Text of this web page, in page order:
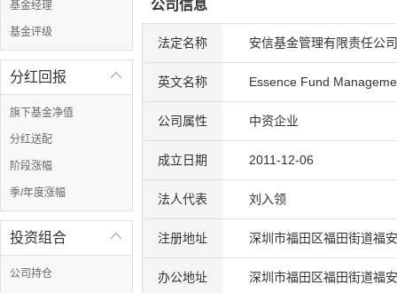
基金经理
基金评级

分红回报
旗下基金净值
分红送配
阶段涨幅
季/年度涨幅

投资组合
公司持仓
公司信息
法定名称 安信基金管理有限责任公司
英文名称 Essence Fund
公司属性 中资企业
成立日期 2011-12-06
法人代表 刘入领
注册地址 深圳市福田区福田街道福
办公地址 深圳市福田区福田街道福